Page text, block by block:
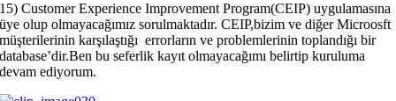
15) Customer Experience Improvement Program(CEIP) uygulamasına
üye olup olmayacağımız sorulmaktadır. CEIP,bizim ve diğer Microosft
müşterilerinin karşılaştığı errorların ve problemlerinin toplandığı bir
database’dir.Ben bu seferlik kayıt olmayacağımı belirtip kuruluma
devam ediyorum.